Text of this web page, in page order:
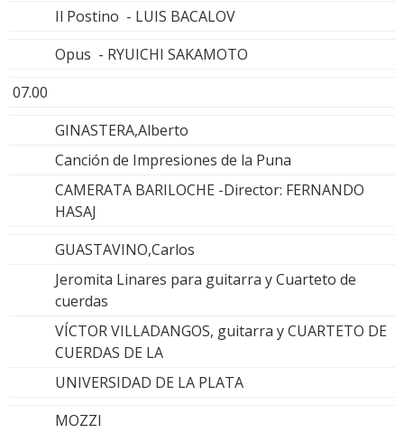
Il Postino - LUIS BACALOV
Opus - RYUICHI SAKAMOTO
07.00
GINASTERA,Alberto
Canción de Impresiones de la Puna
CAMERATA BARILOCHE -Director: FERNANDO
HASAJ
GUASTAVINO,Carlos
Jeromita Linares para guitarra y Cuarteto de
cuerdas
VÍCTOR VILLADANGOS, guitarra y CUARTETO DE
CUERDAS DE LA
UNIVERSIDAD DE LA PLATA
MOZZI